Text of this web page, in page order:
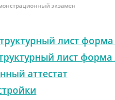
экзамен
лист форма
лист форма
аттестат